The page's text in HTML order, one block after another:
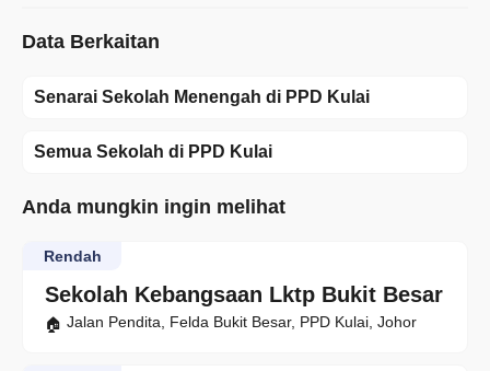
Data Berkaitan
Senarai Sekolah Menengah di PPD Kulai
Semua Sekolah di PPD Kulai
Anda mungkin ingin melihat
Sekolah Kebangsaan Lktp Bukit Besar
Rendah
Jalan Pendita, Felda Bukit Besar, PPD Kulai, Johor